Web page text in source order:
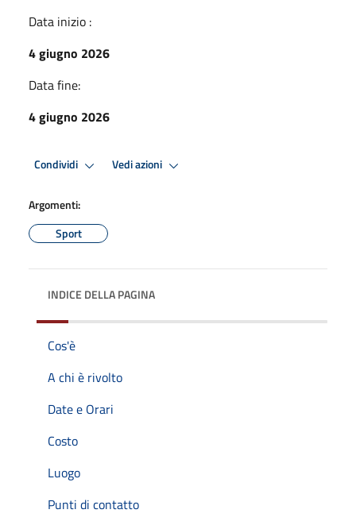
Data inizio :
4 giugno 2026
Data fine:
4 giugno 2026
Condividi Vedi azioni
Argomenti:
Sport
INDICE DELLA PAGINA
Cos'è
A chi è rivolto
Date e Orari
Costo
Luogo
Punti di contatto